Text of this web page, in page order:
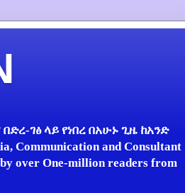
ገፅ ላይ የነበረ በአሁኑ ጊዜ ከአንድ
Communication and Consultant
over One-million readers from